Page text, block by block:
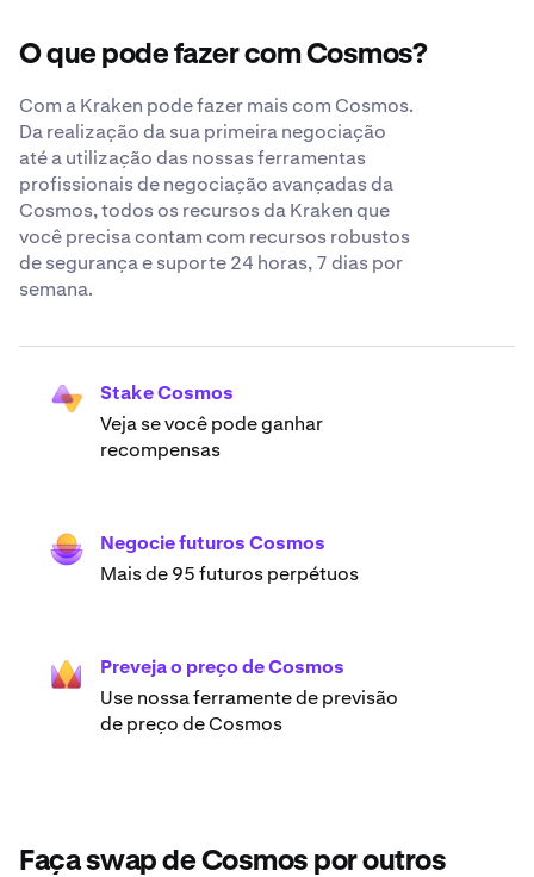
O que pode fazer com Cosmos?
Com a Kraken pode fazer mais com Cosmos.
Da realização da sua primeira negociação
até a utilização das nossas ferramentas
profissionais de negociação avançadas da
Cosmos, todos os recursos da Kraken que
você precisa contam com recursos robustos
de segurança e suporte 24 horas, 7 dias por
semana.
Stake Cosmos
Veja se você pode ganhar
recompensas
Negocie futuros Cosmos
Mais de 95 futuros perpétuos
Preveja o preço de Cosmos
Use nossa ferramente de previsão
de preço de Cosmos
Faça swap de Cosmos por outros